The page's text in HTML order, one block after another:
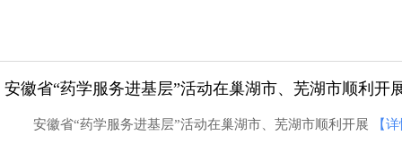
安徽省“药学服务进基层”活动在巢湖市、芜湖市顺利开
安徽省“药学服务进基层”活动在巢湖市、芜湖市顺利开展 【